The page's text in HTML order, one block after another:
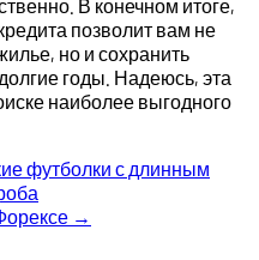
В конечном итоге,
позволит вам не
но и сохранить
годы. Надеюсь, эта
наиболее выгодного
футболки с длинным
→